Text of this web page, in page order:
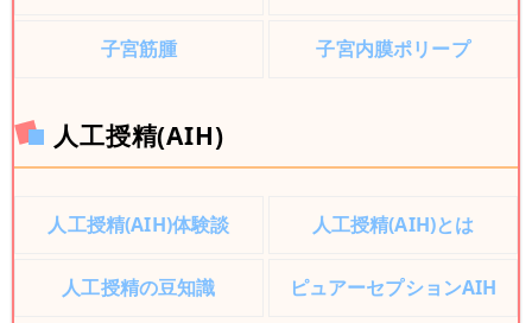
子宮筋腫 子宮内膜ポリープ
人工授精(AIH)
人工授精(AIH)体験談 人工授精(AIH)とは
人工授精の豆知識 ピュアーセプションAIH